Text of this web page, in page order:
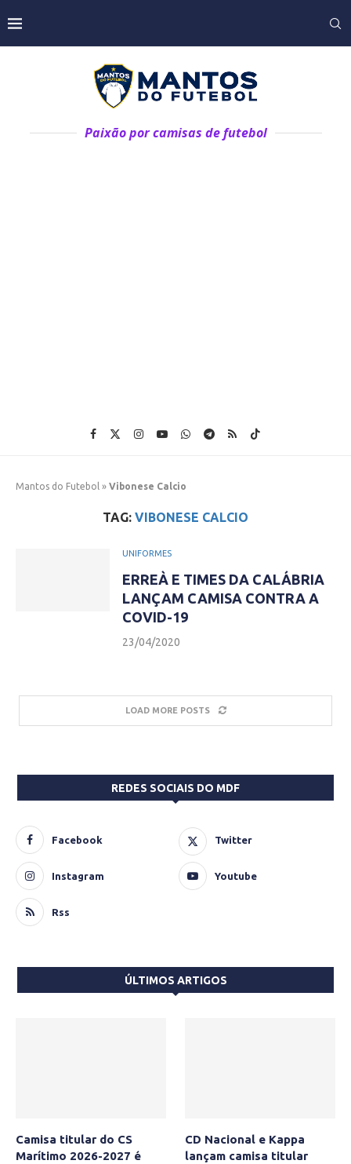
Paixão por camisas de futebol
Mantos do Futebol » Vibonese Calcio
TAG: VIBONESE CALCIO
UNIFORMES
ERREÀ E TIMES DA CALÁBRIA
LANÇAM CAMISA CONTRA A
COVID-19
23/04/2020
LOAD MORE POSTS
REDES SOCIAIS DO MDF
Facebook Twitter
Instagram Youtube
Rss
ÚLTIMOS ARTIGOS
Camisa titular do CS
Marítimo 2026-2027 é
CD Nacional e Kappa
lançam camisa titular